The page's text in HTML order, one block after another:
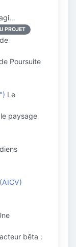
PROJET
Poursuite
Le
paysage
bêta :